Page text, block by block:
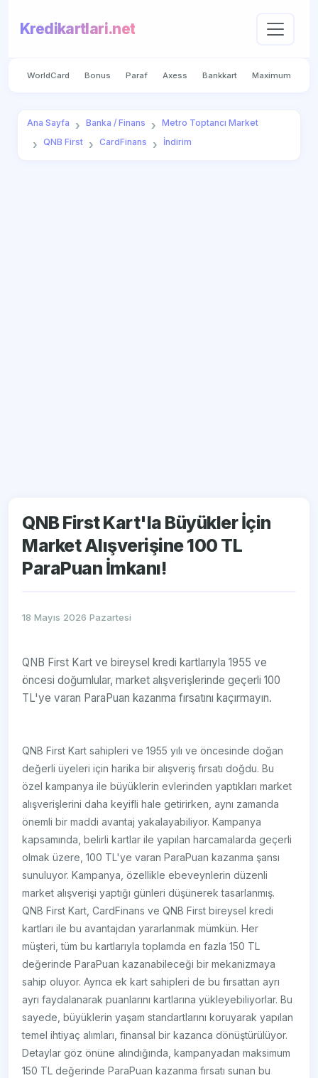
Kredikartlari.net
WorldCard Bonus Paraf Axess Bankkart Maximum
Ana Sayfa Banka / Finans
Metro Toptancı Market
QNB First
CardFinans İndirim
QNB First Kart'la Büyükler İçin
Market Alışverişine 100 TL
ParaPuan İmkanı!
18 Mayıs 2026 Pazartesi
QNB First Kart ve bireysel kredi kartlarıyla 1955 ve
öncesi doğumlular, market alışverişlerinde geçerli 100
TL'ye varan ParaPuan kazanma fırsatını kaçırmayın.
QNB First Kart sahipleri ve 1955 yılı ve öncesinde doğan
değerli üyeleri için harika bir alışveriş fırsatı doğdu. Bu
özel kampanya ile büyüklerin evlerinden yaptıkları market
alışverişlerini daha keyifli hale getirirken, aynı zamanda
önemli bir maddi avantaj yakalayabiliyor. Kampanya
kapsamında, belirli kartlar ile yapılan harcamalarda geçerli
olmak üzere, 100 TL'ye varan ParaPuan kazanma şansı
sunuluyor. Kampanya, özellikle ebeveynlerin düzenli
market alışverişi yaptığı günleri düşünerek tasarlanmış.
QNB First Kart, CardFinans ve QNB First bireysel kredi
kartları ile bu avantajdan yararlanmak mümkün. Her
müşteri, tüm bu kartlarıyla toplamda en fazla 150 TL
değerinde ParaPuan kazanabileceği bir mekanizmaya
sahip oluyor. Ayrıca ek kart sahipleri de bu fırsattan ayrı
ayrı faydalanarak puanlarını kartlarına yükleyebiliyorlar. Bu
sayede, büyüklerin yaşam standartlarını koruyarak yapılan
temel ihtiyaç alımları, finansal bir kazanca dönüştürülüyor.
Detaylar göz önüne alındığında, kampanyadan maksimum
150 TL değerinde ParaPuan kazanma fırsatı sunan bu